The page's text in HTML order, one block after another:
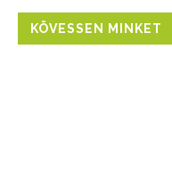
KÖVESSEN MINKET